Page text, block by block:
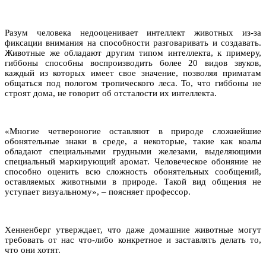
Разум человека недооценивает интеллект животных из-за
фиксации внимания на способности разговаривать и создавать.
Животные же обладают другим типом интеллекта, к примеру,
гиббоны способны воспроизводить более 20 видов звуков,
каждый из которых имеет свое значение, позволяя приматам
общаться под пологом тропического леса. То, что гиббоны не
строят дома, не говорит об отсталости их интеллекта.
«Многие четвероногие оставляют в природе сложнейшие
обонятельные знаки в среде, а некоторые, такие как коалы
обладают специальными грудными железами, выделяющими
специальный маркирующий аромат. Человеческое обоняние не
способно оценить всю сложность обонятельных сообщений,
оставляемых животными в природе. Такой вид общения не
уступает визуальному», – поясняет профессор.
Хенненберг утверждает, что даже домашние животные могут
требовать от нас что-либо конкретное и заставлять делать то,
что они хотят.